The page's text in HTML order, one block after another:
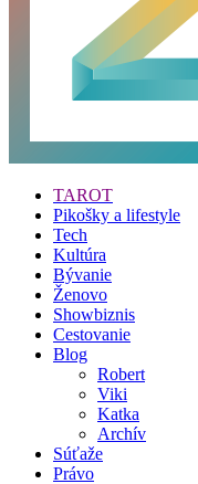
TAROT
Pikošky a lifestyle
Tech
Kultúra
Bývanie
Ženovo
Showbiznis
Cestovanie
Blog
Robert
Viki
Katka
Archív
Súťaže
Právo